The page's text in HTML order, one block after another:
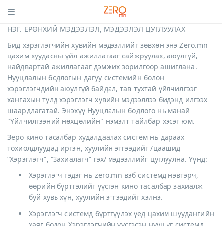
НЭГ. ЕРӨНХИЙ МЭДЭЭЛЭЛ, МЭДЭЭЛЭЛ ЦУГЛУУЛАХ
Бид хэрэглэгчийн хувийн мэдээллийг зөвхөн энэ Zero.mn
цахим хуудасны үйл ажиллагааг сайжруулах, аюулгүй,
найдвартай ажиллагааг дэмжих зорилгоор ашиглана.
Нууцлалын бодлогын дагуу системийн болон
хэрэглэгчдийн аюулгүй байдал, тав тухтай үйлчилгээг
хангахын тулд хэрэглэгч хувийн мэдээллээ бидэнд илгээх
шаардлагатай. Энэхүү Нууцлалын бодлого нь манай
"Үйлчилгээний нөхцөлийн" нэмэлт тайлбар хэсэг юм.
Зеро кино тасалбар худалдаалах систем нь дараах
тохиолдлуудад иргэн, хуулийн этгээдийг /цаашид
“Хэрэглэгч”, “Захиалагч” гэх/ мэдээллийг цуглуулна. Үүнд:
Хэрэглэгч гэдэг нь zero.mn вэб системд нэвтэрч,
өөрийн бүртгэлийг үүсгэн кино тасалбар захиалж
буй хувь хүн, хуулийн этгээдийг хэлнэ.
Хэрэглэгч системд бүртгүүлэх үед цахим шуудангийн